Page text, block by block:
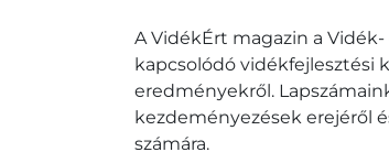
A VidékÉrt magazin a
kapcsolódó vidékfejlesztési
eredményekről.
kezdeményezések erejéről
számára.